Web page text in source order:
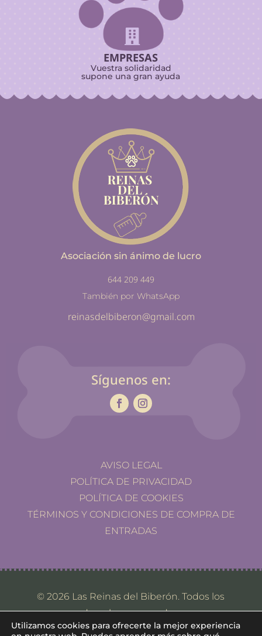

EMPRESAS
Vuestra solidaridad
supone una gran ayuda
Asociación sin ánimo de lucro
644 209 449
También por WhatsApp
reinasdelbiberon@gmail.com
Síguenos en:
AVISO LEGAL
POLÍTICA DE PRIVACIDAD
POLÍTICA DE COOKIES
TÉRMINOS Y CONDICIONES DE COMPRA DE
ENTRADAS
© 2026 Las Reinas del Biberón. Todos los
derechos reservados.
Utilizamos cookies para ofrecerte la mejor experiencia